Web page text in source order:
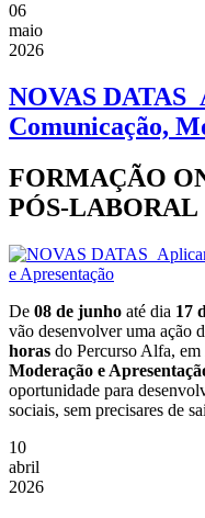
06
maio
2026
NOVAS
Comunicação,
FORMAÇÃO
PÓS-LABORAL
De 08 de junho até dia 17
vão desenvolver uma ação
horas do Percurso Alfa, em
Moderação e
oportunidade para
sociais, sem precisares de
10
abril
2026